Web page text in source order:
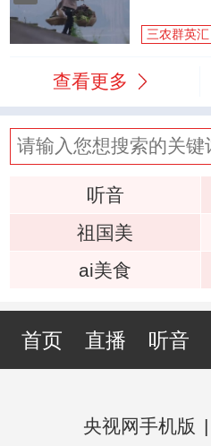
三农群英汇
查看更多
听音
祖国美
ai美食
首页 直播 听音
央视网手机版 |